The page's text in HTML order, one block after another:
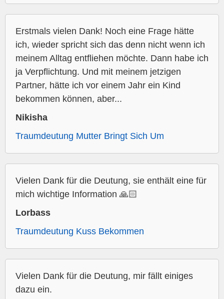
Erstmals vielen Dank! Noch eine Frage hätte
ich, wieder spricht sich das denn nicht wenn ich
meinem Alltag entfliehen möchte. Dann habe ich
ja Verpflichtung. Und mit meinem jetzigen
Partner, hätte ich vor einem Jahr ein Kind
bekommen können, aber...
Nikisha
Traumdeutung Mutter Bringt Sich Um
Vielen Dank für die Deutung, sie enthält eine für
mich wichtige Information 🙏🏻
Lorbass
Traumdeutung Kuss Bekommen
Vielen Dank für die Deutung, mir fällt einiges
dazu ein.